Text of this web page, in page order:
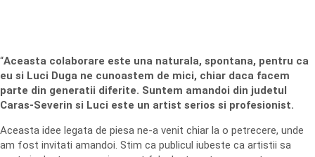
“Aceasta colaborare este una naturala, spontana, pentru ca
eu si Luci Duga ne cunoastem de mici, chiar daca facem
parte din generatii diferite. Suntem amandoi din judetul
Caras-Severin si Luci este un artist serios si profesionist.
Aceasta idee legata de piesa ne-a venit chiar la o petrecere, unde
am fost invitati amandoi. Stim ca publicul iubeste ca artistii sa